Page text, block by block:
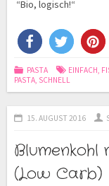
“Bio, logisch!“
PASTA EINFACH,
PASTA, SCHNELL
15. AUGUST 2016
(Low Carb)